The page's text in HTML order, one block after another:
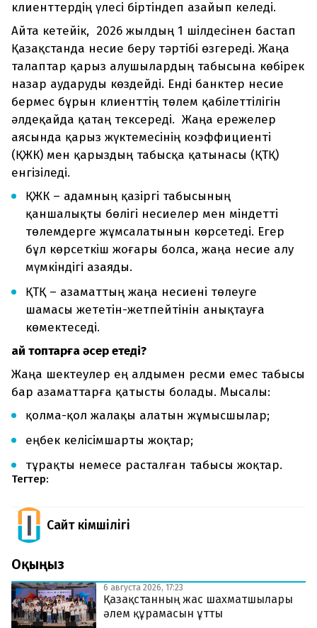
клиенттердің үлесі біртіндеп азайып келеді.
Айта кетейік, 2026 жылдың 1 шілдесінен бастап
Қазақстанда несие беру тәртібі өзгереді. Жаңа
талаптар қарыз алушылардың табысына көбірек
назар аударуды көздейді. Енді банктер несие
бермес бұрын клиенттің төлем қабілеттілігін
әлдеқайда қатаң тексереді. Жаңа ережелер
аясында қарыз жүктемесінің коэффициенті
(ҚЖК) мен қарыздың табысқа қатынасы (ҚТҚ)
енгізіледі.
ҚЖК – адамның қазіргі табысының
қаншалықты бөлігі несиелер мен міндетті
төлемдерге жұмсалатынын көрсетеді. Егер
бұл көрсеткіш жоғары болса, жаңа несие алу
мүмкіндігі азаяды.
ҚТҚ – азаматтың жаңа несиені төлеуге
шамасы жететін-жетпейтінін анықтауға
көмектеседі.
Қай топтарға әсер етеді?
Жаңа шектеулер ең алдымен ресми емес табысы
бар азаматтарға қатысты болады. Мысалы:
қолма-қол жалақы алатын жұмысшылар;
еңбек келісімшарты жоқтар;
тұрақты немесе расталған табысы жоқтар.
Тегтер:
Сайт Әкімшілігі
Оқыңыз
6 августа 2026, 17:23
Қазақстанның жас шахматшылары
әлем құрамасын ұтты